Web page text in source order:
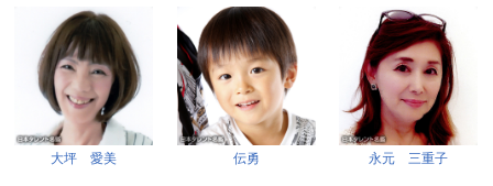
大坪 愛美 伝勇 永元 三重子